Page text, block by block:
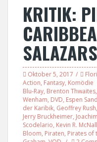
KRITIK:
Oktober 5, 2017
Action, Fantasy, Komödie
Blu-Ray, Brenton Thwaites,
Wenham, DVD, Espen
der Karibik, Geoffrey Rush,
Jerry Bruckheimer,
Scodelario, Kevin R.
Bloom, Piraten, Pirates of